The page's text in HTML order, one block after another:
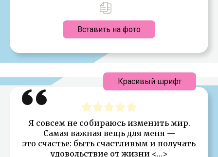
Вставить на фото
Я совсем не собираюсь изменить мир.
Самая важная вещь для меня —
это счастье: быть счастливым и получать
удовольствие от жизни <…>
Красивый шрифт